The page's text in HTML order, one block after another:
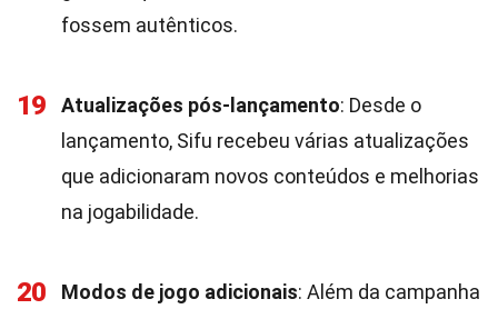
fossem autênticos.
19 Atualizações pós-lançamento: Desde o
lançamento, Sifu recebeu várias atualizações
que adicionaram novos conteúdos e melhorias
na jogabilidade.
20 Modos de jogo adicionais: Além da campanha